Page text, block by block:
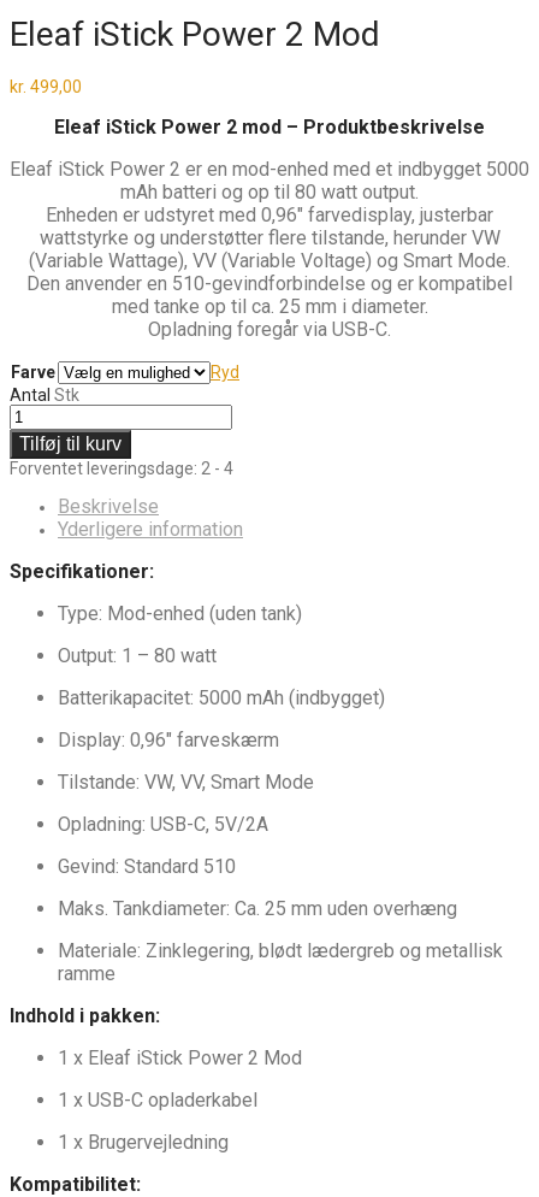
Eleaf iStick Power 2 Mod
kr. 499,00
Eleaf iStick Power 2 mod – Produktbeskrivelse
Eleaf iStick Power 2 er en mod-enhed med et indbygget 5000
mAh batteri og op til 80 watt output.
Enheden er udstyret med 0,96″ farvedisplay, justerbar
wattstyrke og understøtter flere tilstande, herunder VW
(Variable Wattage), VV (Variable Voltage) og Smart Mode.
Den anvender en 510-gevindforbindelse og er kompatibel
med tanke op til ca. 25 mm i diameter.
Opladning foregår via USB-C.
Farve
Ryd
Antal Stk
Tilføj til kurv
Forventet leveringsdage: 2 - 4
Beskrivelse
Yderligere information
Specifikationer:
Type: Mod-enhed (uden tank)
Output: 1 – 80 watt
Batterikapacitet: 5000 mAh (indbygget)
Display: 0,96″ farveskærm
Tilstande: VW, VV, Smart Mode
Opladning: USB-C, 5V/2A
Gevind: Standard 510
Maks. Tankdiameter: Ca. 25 mm uden overhæng
Materiale: Zinklegering, blødt lædergreb og metallisk
ramme
Indhold i pakken:
1 x Eleaf iStick Power 2 Mod
1 x USB-C opladerkabel
1 x Brugervejledning
Kompatibilitet: